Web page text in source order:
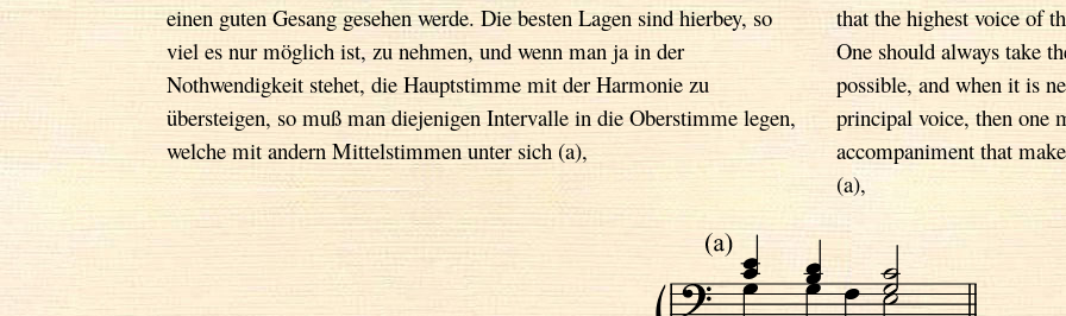
einen guten Gesang gesehen werde. Die besten Lagen sind hierbey, so
viel es nur möglich ist, zu nehmen, und wenn man ja in der
Nothwendigkeit stehet, die Hauptstimme mit der Harmonie zu
übersteigen, so muß man diejenigen Intervalle in die Oberstimme legen,
welche mit andern Mittelstimmen unter sich (a),
that the highest voice of
One should always take
possible, and when it is
principal voice, then one
accompaniment that
(a),